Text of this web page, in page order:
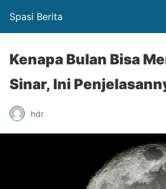
Spasi Berita
Kenapa Bulan Bisa
Sinar, Ini
hdr